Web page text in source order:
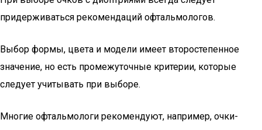
придерживаться рекомендаций офтальмологов.
Выбор формы, цвета и модели имеет второстепенное
значение, но есть промежуточные критерии, которые
следует учитывать при выборе.
Многие офтальмологи рекомендуют, например, очки-